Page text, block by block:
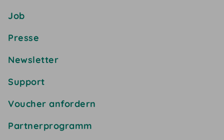
Job
Presse
Newsletter
Support
Voucher anfordern
Partnerprogramm